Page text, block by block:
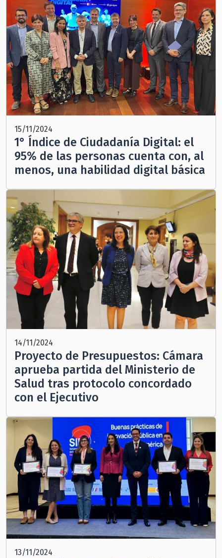
15/11/2024
1° Índice de Ciudadanía Digital: el
95% de las personas cuenta con, al
menos, una habilidad digital básica
14/11/2024
Proyecto de Presupuestos: Cámara
aprueba partida del Ministerio de
Salud tras protocolo concordado
con el Ejecutivo
13/11/2024